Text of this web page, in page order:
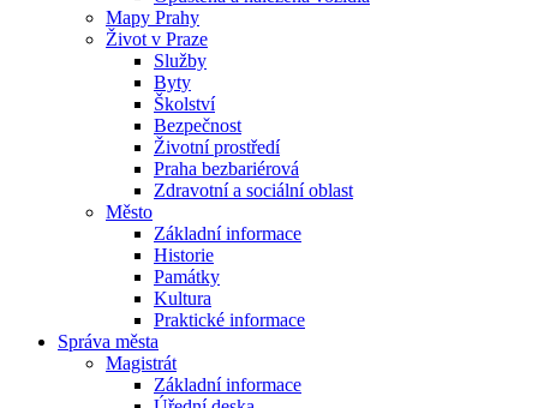
Mapy Prahy
Život v Praze
Služby
Byty
Školství
Bezpečnost
Životní prostředí
Praha bezbariérová
Zdravotní a sociální oblast
Město
Základní informace
Historie
Památky
Kultura
Praktické informace
Správa města
Magistrát
Základní informace